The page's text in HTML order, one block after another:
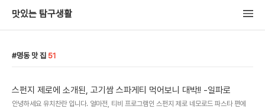
맛있는 탐구생활
명동 맛 집 51
스펀지 제로에 소개된, 고기쌈 스파게티 먹어보니 대박!! -일파로
안녕하세요 유치찬란 입니다. 얼마전, 티비 프로그램인 스펀지 제로 네모로드 파스타 편에